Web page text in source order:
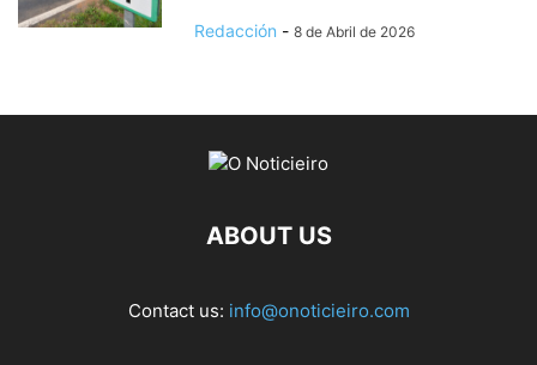
Redacción - 8 de Abril de 2026
ABOUT US
Contact us: info@onoticieiro.com